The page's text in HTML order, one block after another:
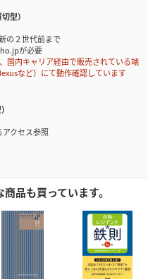
型）
の２世代前まで
が必要
内キャリア経由で販売されている端
など）にて動作確認しています
クセス参照
品も買っています。